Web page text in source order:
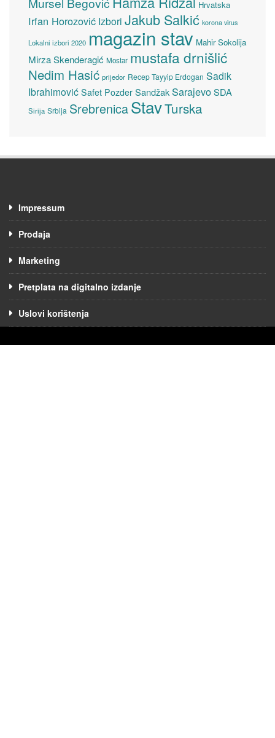
Hrvatska
Irfan Horozović Izbori Jakub Salkić korona virus
Lokalni izbori 2020 magazin stav Mahir Sokolija
Mirza Skenderagić Mostar mustafa drnišlić
Nedim Hasić prijedor Recep Tayyip Erdogan Sadik
Ibrahimović Safet Pozder SandžakSarajevoSDA
Sirija Srbija SrebrenicaStavTurska
Impressum
Prodaja
Marketing
Pretplata na digitalno izdanje
Uslovi korištenja